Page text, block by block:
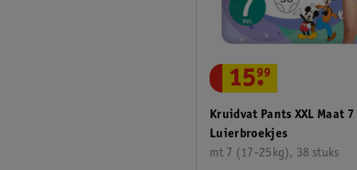
Kruidvat Pants XXL Maat 7
Luierbroekjes
mt 7 (17-25kg), 38 stuks
15.
99